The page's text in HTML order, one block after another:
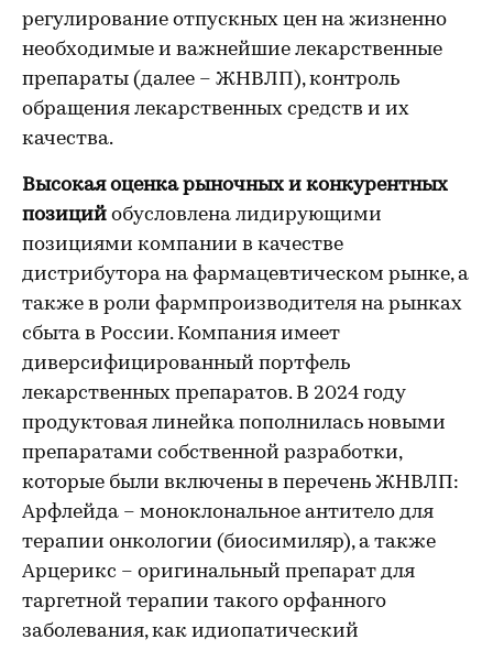
регулирование отпускных цен на жизненно
необходимые и важнейшие лекарственные
препараты (далее – ЖНВЛП), контроль
обращения лекарственных средств и их
качества.
Высокая оценка рыночных и конкурентных
позиций обусловлена лидирующими
позициями компании в качестве
дистрибутора на фармацевтическом рынке, а
также в роли фармпроизводителя на рынках
сбыта в России. Компания имеет
диверсифицированный портфель
лекарственных препаратов. В 2024 году
продуктовая линейка пополнилась новыми
препаратами собственной разработки,
которые были включены в перечень ЖНВЛП:
Арфлейда – моноклональное антитело для
терапии онкологии (биосимиляр), а также
Арцерикс – оригинальный препарат для
таргетной терапии такого орфанного
заболевания, как идиопатический